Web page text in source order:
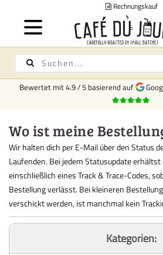
Rechnungskauf
Bewertet mit4.9/5 basierend auf
Wo ist meine
Wir halten dich per E-Mail über den Status
Laufenden. Bei jedem Statusupdate erhältst
einschließlich eines Track & Trace-Codes,
Bestellung verlässt. Bei kleineren
verschickt werden, ist manchmal kein
Kategorien: